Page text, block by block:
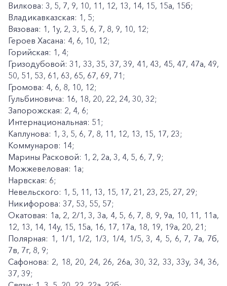
Вилкова: 3, 5, 7, 9, 10, 11, 12, 13, 14, 15, 15а, 15б;
Владикавказская: 1, 5;
Вязовая: 1, 1у, 2, 3, 5, 6, 7, 8, 9, 10, 12;
Героев Хасана: 4, 6, 10, 12;
Горийская: 1, 4;
Гризодубовой: 31, 33, 35, 37, 39, 41, 43, 45, 47, 47а, 49,
50, 51, 53, 61, 63, 65, 67, 69, 71;
Громова: 4, 6, 8, 10, 12;
Гульбиновича: 16, 18, 20, 22, 24, 30, 32;
Запорожская: 2, 4, 6;
Интернациональная: 51;
Каплунова: 1, 3, 5, 6, 7, 8, 11, 12, 13, 15, 17, 23;
Коммунаров: 14;
Марины Расковой: 1, 2, 2а, 3, 4, 5, 6, 7, 9;
Можжевеловая: 1а;
Нарвская: 6;
Невельского: 1, 5, 11, 13, 15, 17, 21, 23, 25, 27, 29;
Никифорова: 37, 53, 55, 57;
Окатовая: 1а, 2, 2/1, 3, 3а, 4, 5, 6, 7, 8, 9, 9а, 10, 11, 11а,
12, 13, 14, 14у, 15, 15а, 16, 17, 17а, 18, 19, 19а, 20, 21;
Полярная: 1, 1/1, 1/2, 1/3, 1/4, 1/5, 3, 4, 5, 6, 7, 7а, 7б,
7в, 7г, 8, 9;
Сафонова: 2, 18, 20, 24, 26, 26а, 30, 32, 33, 33у, 34, 36,
37, 39;